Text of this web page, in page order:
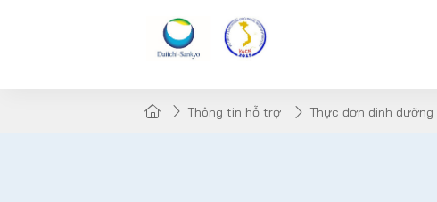
Thông tin hỗ trợ Thực đơn dinh dưỡng